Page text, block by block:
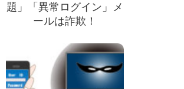
題」「異常ログイン」メ
ールは詐欺！